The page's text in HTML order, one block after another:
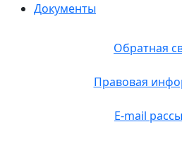
Обратная
Правовая
E-mail
Документы